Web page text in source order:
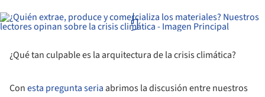
¿Qué tan culpable es la arquitectura de la crisis climática?
Conesta pregunta seria abrimos la discusión entre nuestros